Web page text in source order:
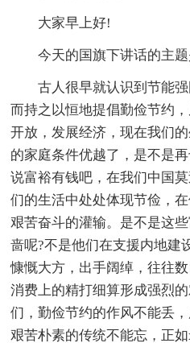
大家早上好!
今天的国旗下讲话的主
古人很早就认识到节能
而持之以恒地提倡勤俭节约
开放，发展经济，现在我们
的家庭条件优越了，是不是
说富裕有钱吧，在我们中国
们的生活中处处体现节俭，
艰苦奋斗的灌输。是不是这
啬呢?不是他们在支援内地建
慷慨大方，出手阔绰，往往
消费上的精打细算形成强烈
们，勤俭节约的作风不能丢
艰苦朴素的传统不能忘，正